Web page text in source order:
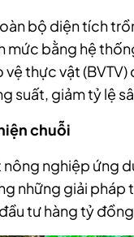
bộ diện tích
mức bằng hệ
thực vật
suất, giảm tỷ lệ
chuỗi
nông nghiệp ứng
những giải pháp
tư hàng tỷ